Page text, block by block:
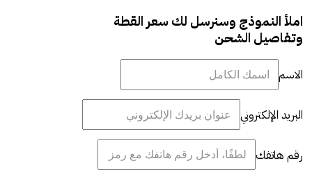
املأ النموذج وسنرسل لك سعر القطة
وتفاصيل الشحن
الاسم
البريد الإلكتروني
رقم هاتفك